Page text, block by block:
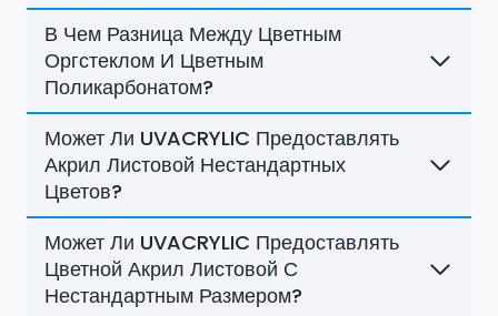
В Чем Разница Между Цветным
Оргстеклом И Цветным
Поликарбонатом?
Может Ли UVACRYLIC Предоставлять
Акрил Листовой Нестандартных
Цветов?
Может Ли UVACRYLIC Предоставлять
Цветной Акрил Листовой С
Нестандартным Размером?